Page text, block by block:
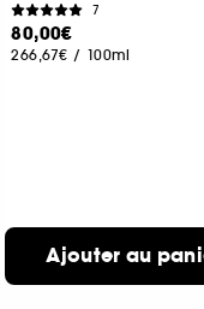
7
80,00€
266,67€ / 100ml
Ajouter au